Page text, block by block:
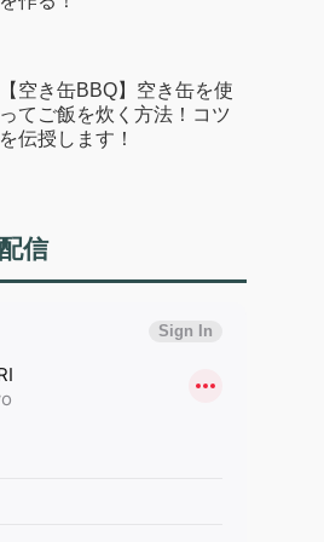
【空き缶BBQ】空き缶を使
ってご飯を炊く方法！コツ
を伝授します！
信